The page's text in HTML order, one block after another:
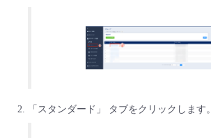
■ 基本構築ガイド
- クラウド / サーバー
「スタンダード」 タブをクリックします。